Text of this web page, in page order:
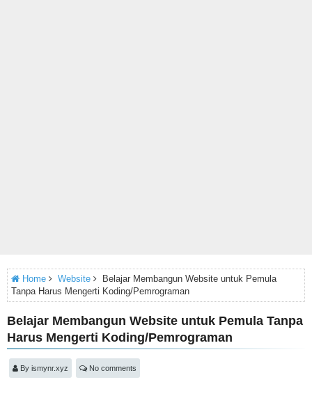
Home Website
Belajar Membangun Website untuk Pemula
Tanpa Harus Mengerti Koding/Pemrograman
Belajar Membangun Website untuk Pemula Tanpa
Harus Mengerti Koding/Pemrograman
By ismynr.xyz No comments